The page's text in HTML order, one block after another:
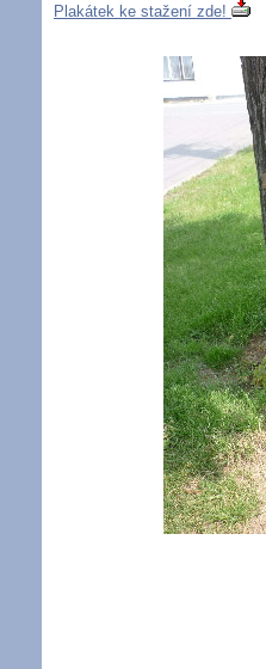
Plakátek ke stažení zde!